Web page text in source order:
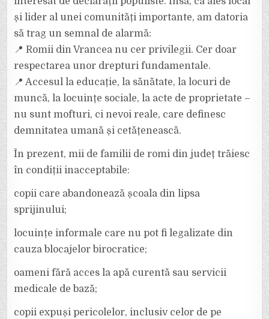
și lider al unei comunități importante, am datoria
să trag un semnal de alarmă:
📍 Romii din Vrancea nu cer privilegii. Cer doar
respectarea unor drepturi fundamentale.
📍 Accesul la educație, la sănătate, la locuri de
muncă, la locuințe sociale, la acte de proprietate –
nu sunt mofturi, ci nevoi reale, care definesc
demnitatea umană și cetățenească.
În prezent, mii de familii de romi din județ trăiesc
în condiții inacceptabile:
copii care abandonează școala din lipsa
sprijinului;
locuințe informale care nu pot fi legalizate din
cauza blocajelor birocratice;
oameni fără acces la apă curentă sau servicii
medicale de bază;
copii expuși pericolelor, inclusiv celor de pe